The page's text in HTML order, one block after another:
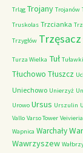
Trląg Trojany Trojanów
Truskolas Trzcianka
Trzygłów Trzęsacz
Turza Wielka Tuł Tuławki
Tłuchowo Tłuszcz
Uniechowo Unierzyż
Urowo Ursus Urszulin
Vallo Varso Tower
Wapnica Warchały
Wawrzyszew